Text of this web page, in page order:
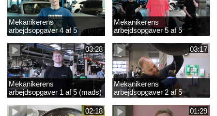
Mekanikerens
arbejdsopgaver 4 af 5
(Frederik Vesti)
Mekanikerens
arbejdsopgaver 5 af 5
(Frederik Vesti)
03:28
Mekanikerens
arbejdsopgaver 1 af 5 (mads)
03:17
Mekanikerens
arbejdsopgaver 2 af 5
(magnus)
02:18
01:29